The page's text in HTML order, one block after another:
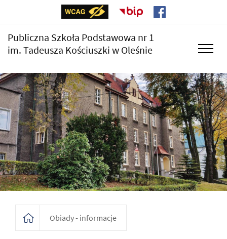
Publiczna Szkoła Podstawowa nr 1
im. Tadeusza Kościuszki w Oleśnie
Obiady - informacje